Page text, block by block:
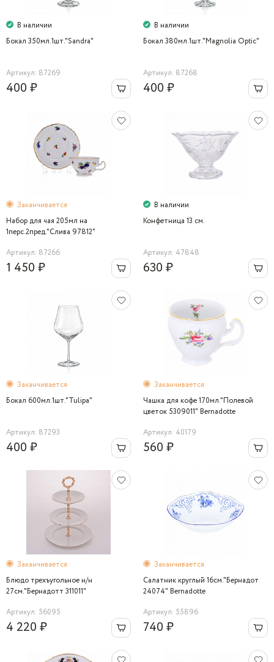
В наличии
Бокал 350мл.1шт."Sandra"
Артикул: 87269
400 ₽
В наличии
Бокал 380мл.1шт."Magnolia Optic"
Артикул: 87268
400 ₽
Заканчивается
Набор для чая 205мл на
1перс.2пред."Слива 97812"
Артикул: 87266
1 450 ₽
В наличии
Конфетница 13 cм.
Артикул: 47848
630 ₽
Заканчивается
Бокал 600мл.1шт."Tulipa"
Артикул: 87293
400 ₽
Заканчивается
Чашка для кофе 170мл."Полевой
цветок 5309011" Bernadotte
Артикул: 40179
560 ₽
Заканчивается
Блюдо трехъугольное н/н
27см."Бернадотт 311011"
Артикул: 56095
4 220 ₽
Заканчивается
Салатник круглый 16см."Бернадот
24074" Bernadotte
Артикул: 55896
740 ₽